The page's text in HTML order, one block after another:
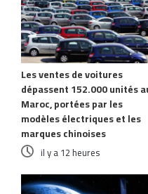
Les ventes de voitures
dépassent 152.000 unités
Maroc, portées par les
modèles électriques et les
marques chinoises
il y a 12 heures